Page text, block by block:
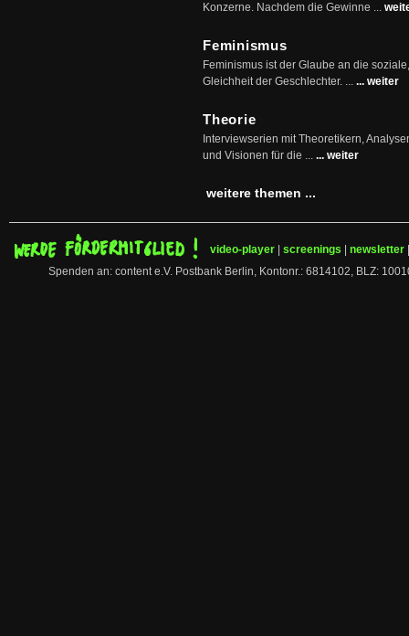
Konzerne. Nachdem die Gewinne ...
Feminismus
Feminismus ist der Glaube an die
Gleichheit der Geschlechter. ... ... weiter
Theorie
Interviewserien mit Theoretikern,
und Visionen für die ... ... weiter
weitere themen ...
video-player screenings newsletter
Spenden an: content e.V. Postbank Berlin, Kontonr.: 6814102, BLZ: